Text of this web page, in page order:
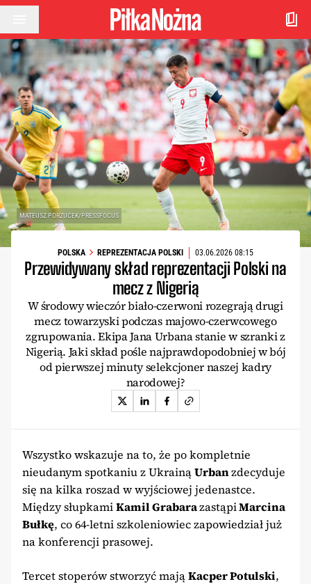
Przejdź do treści
MATEUSZ PORZUCEK/PRESSFOCUS
POLSKA REPREZENTACJA POLSKI 03.06.2026 08:15
Przewidywany skład reprezentacji Polski na
mecz z Nigerią
W środowy wieczór biało-czerwoni rozegrają drugi
mecz towarzyski podczas majowo-czerwcowego
zgrupowania. Ekipa Jana Urbana stanie w szranki z
Nigerią. Jaki skład pośle najprawdopodobniej w bój
od pierwszej minuty selekcjoner naszej kadry
narodowej?
Wszystko wskazuje na to, że po kompletnie
nieudanym spotkaniu z UkrainąUrbanzdecyduje
się na kilka roszad w wyjściowej jedenastce.
Między słupkamiKamil GrabarazastąpiMarcina
Bułkę, co 64-letni szkoleniowiec zapowiedział już
na konferencji prasowej.
Tercet stoperów stworzyć mająKacper Potulski,